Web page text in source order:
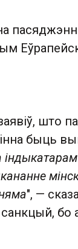
што
быць
", —
бо